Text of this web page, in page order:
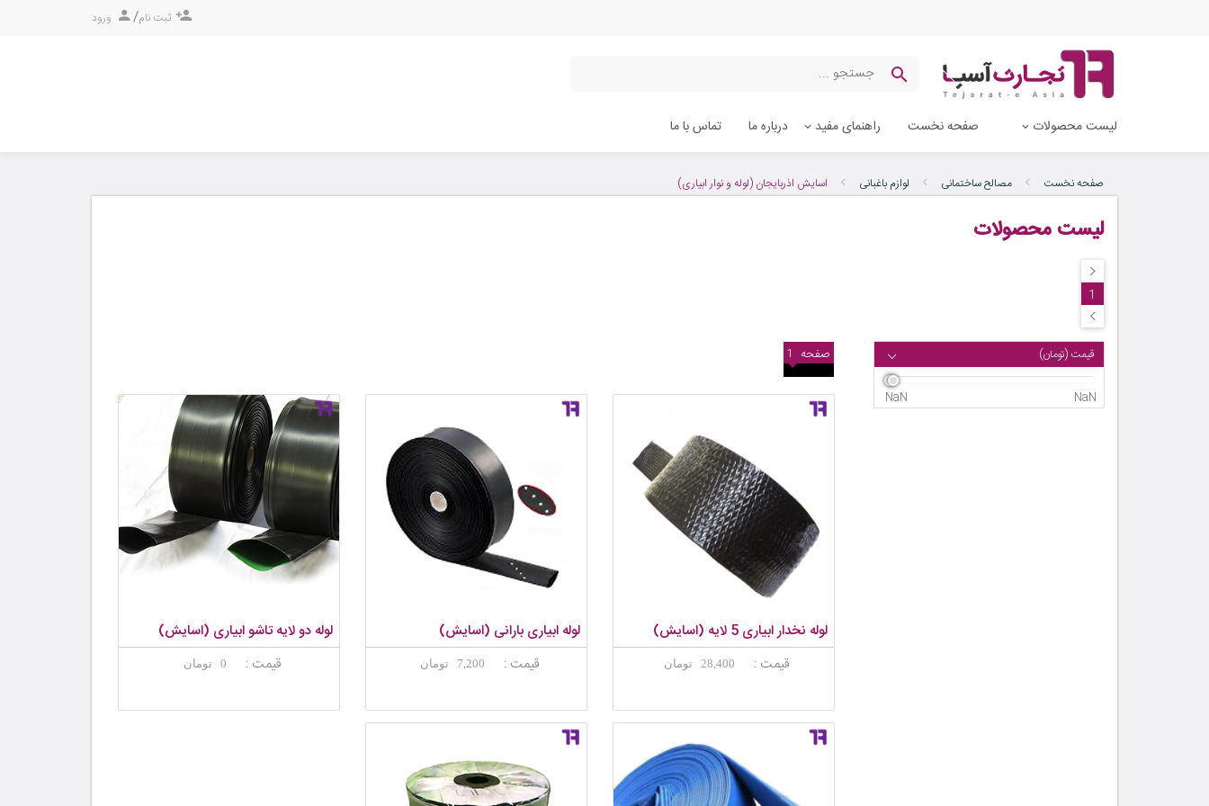
ثبت نام/ ورود
لیست محصولات صفحه نخست راهنمای مفید درباره ما تماس با ما
صفحه نخست مصالح ساختمانی لوازم باغبانی اسایش اذربایجان (لوله و نوار ابیاری)
لیست محصولات
1
قیمت (تومان)
NaN
NaN
صفحه 1
لوله نخدار ابیاری 5 لایه (اسایش)
قیمت : 28,400 تومان
لوله ابیاری بارانی (اسایش)
قیمت : 7,200 تومان
لوله دو لایه تاشو ابیاری (اسایش)
قیمت : 0 تومان